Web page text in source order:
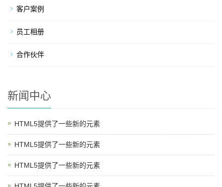
客户案例
员工相册
合作伙伴
新闻中心
HTML5提供了一些新的元素
HTML5提供了一些新的元素
HTML5提供了一些新的元素